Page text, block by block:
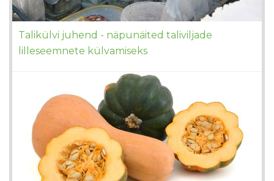
Talikülvi juhend - näpunäited taliviljade
lilleseemnete külvamiseks